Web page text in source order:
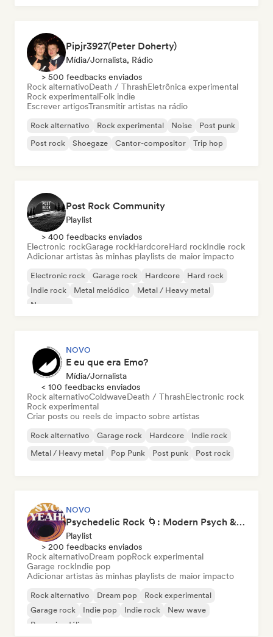
Pipjr3927(Peter Doherty)
Mídia/Jornalista, Rádio
> 500 feedbacks enviados
Rock alternativoDeath / ThrashEletrônica experimental
Rock experimentalFolk indie
Escrever artigosTransmitir artistas na rádio
Rock alternativo Rock experimental Noise
Post punk
Post rock
Shoegaze Cantor-compositor Trip hop
Post Rock Community
Playlist
> 400 feedbacks enviados
Electronic rockGarage rockHardcoreHard rockIndie rock
Adicionar artistas às minhas playlists de maior impacto
Electronic rock Garage rock Hardcore
Hard rock
Indie rock
Metal melódico
Metal / Heavy metal
New wave
NOVO
E eu que era Emo?
Mídia/Jornalista
< 100 feedbacks enviados
Rock alternativoColdwaveDeath / ThrashElectronic rock
Rock experimental
Criar posts ou reels de impacto sobre artistas
Rock alternativo Garage rock Hardcore
Indie rock
Metal / Heavy metal
Pop Punk Post punk Post rock
NOVO
Psychedelic Rock 🌀: Modern Psych & Turkish Vibes
Playlist
> 200 feedbacks enviados
Rock alternativoDream popRock experimental
Garage rockIndie pop
Adicionar artistas às minhas playlists de maior impacto
Rock alternativo Dream pop
Rock experimental
Garage rock
Indie pop Indie rock
New wave
Pop psicodélico